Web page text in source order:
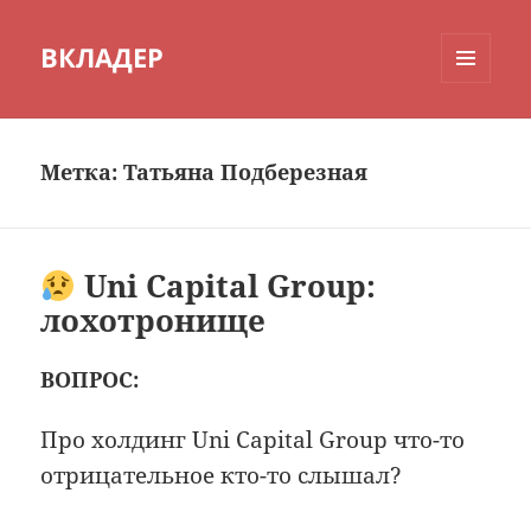
ВКЛАДЕР
Метка:Татьяна Подберезная
Uni Capital Group:
лохотронище
ВОПРОС:
Про холдинг Uni Capital Group что-то
отрицательное кто-то слышал?